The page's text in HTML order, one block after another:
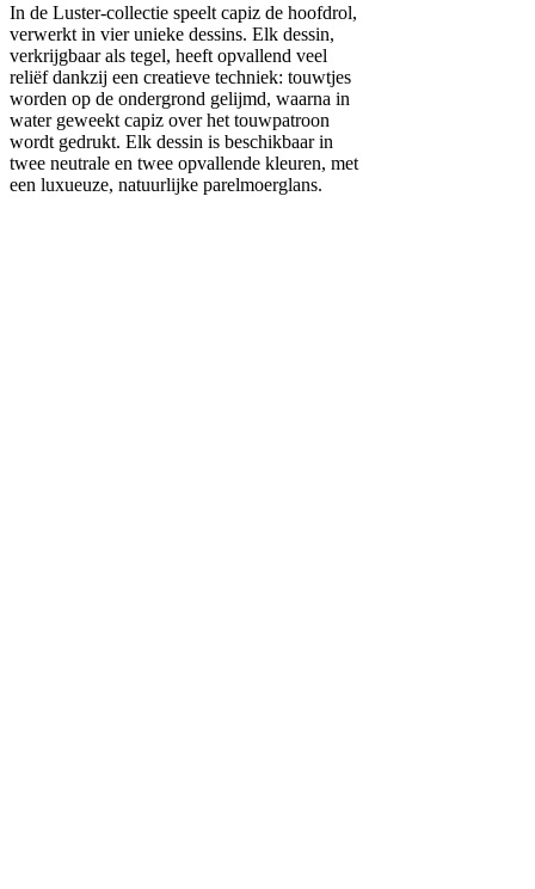
In de Luster-collectie speelt capiz de hoofdrol,
verwerkt in vier unieke dessins. Elk dessin,
verkrijgbaar als tegel, heeft opvallend veel
reliëf dankzij een creatieve techniek: touwtjes
worden op de ondergrond gelijmd, waarna in
water geweekt capiz over het touwpatroon
wordt gedrukt. Elk dessin is beschikbaar in
twee neutrale en twee opvallende kleuren, met
een luxueuze, natuurlijke parelmoerglans.